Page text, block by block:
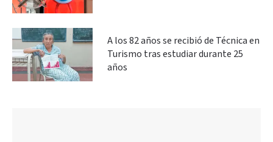
A los 82 años se recibió de Técnica en
Turismo tras estudiar durante 25
años